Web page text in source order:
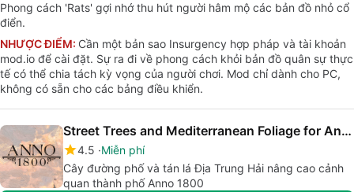
Phong cách 'Rats' gợi nhớ thu hút người hâm mộ các bản đồ nhỏ cổ
điển.
NHƯỢC ĐIỂM: Cần một bản sao Insurgency hợp pháp và tài khoản
mod.io để cài đặt. Sự ra đi về phong cách khỏi bản đồ quân sự thực
tế có thể chia tách kỳ vọng của người chơi. Mod chỉ dành cho PC,
không có sẵn cho các bảng điều khiển.
Street Trees and Mediterranean Foliage for Anno 1800
4.5 Miễn phí
Cây đường phố và tán lá Địa Trung Hải nâng cao cảnh
quan thành phố Anno 1800